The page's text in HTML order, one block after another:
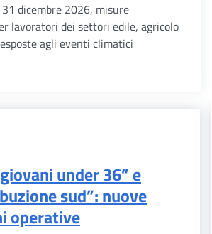
dicembre 2026, misure
lavoratori dei settori edile, agricolo
agli eventi climatici
under 36” e
sud”: nuove
operative